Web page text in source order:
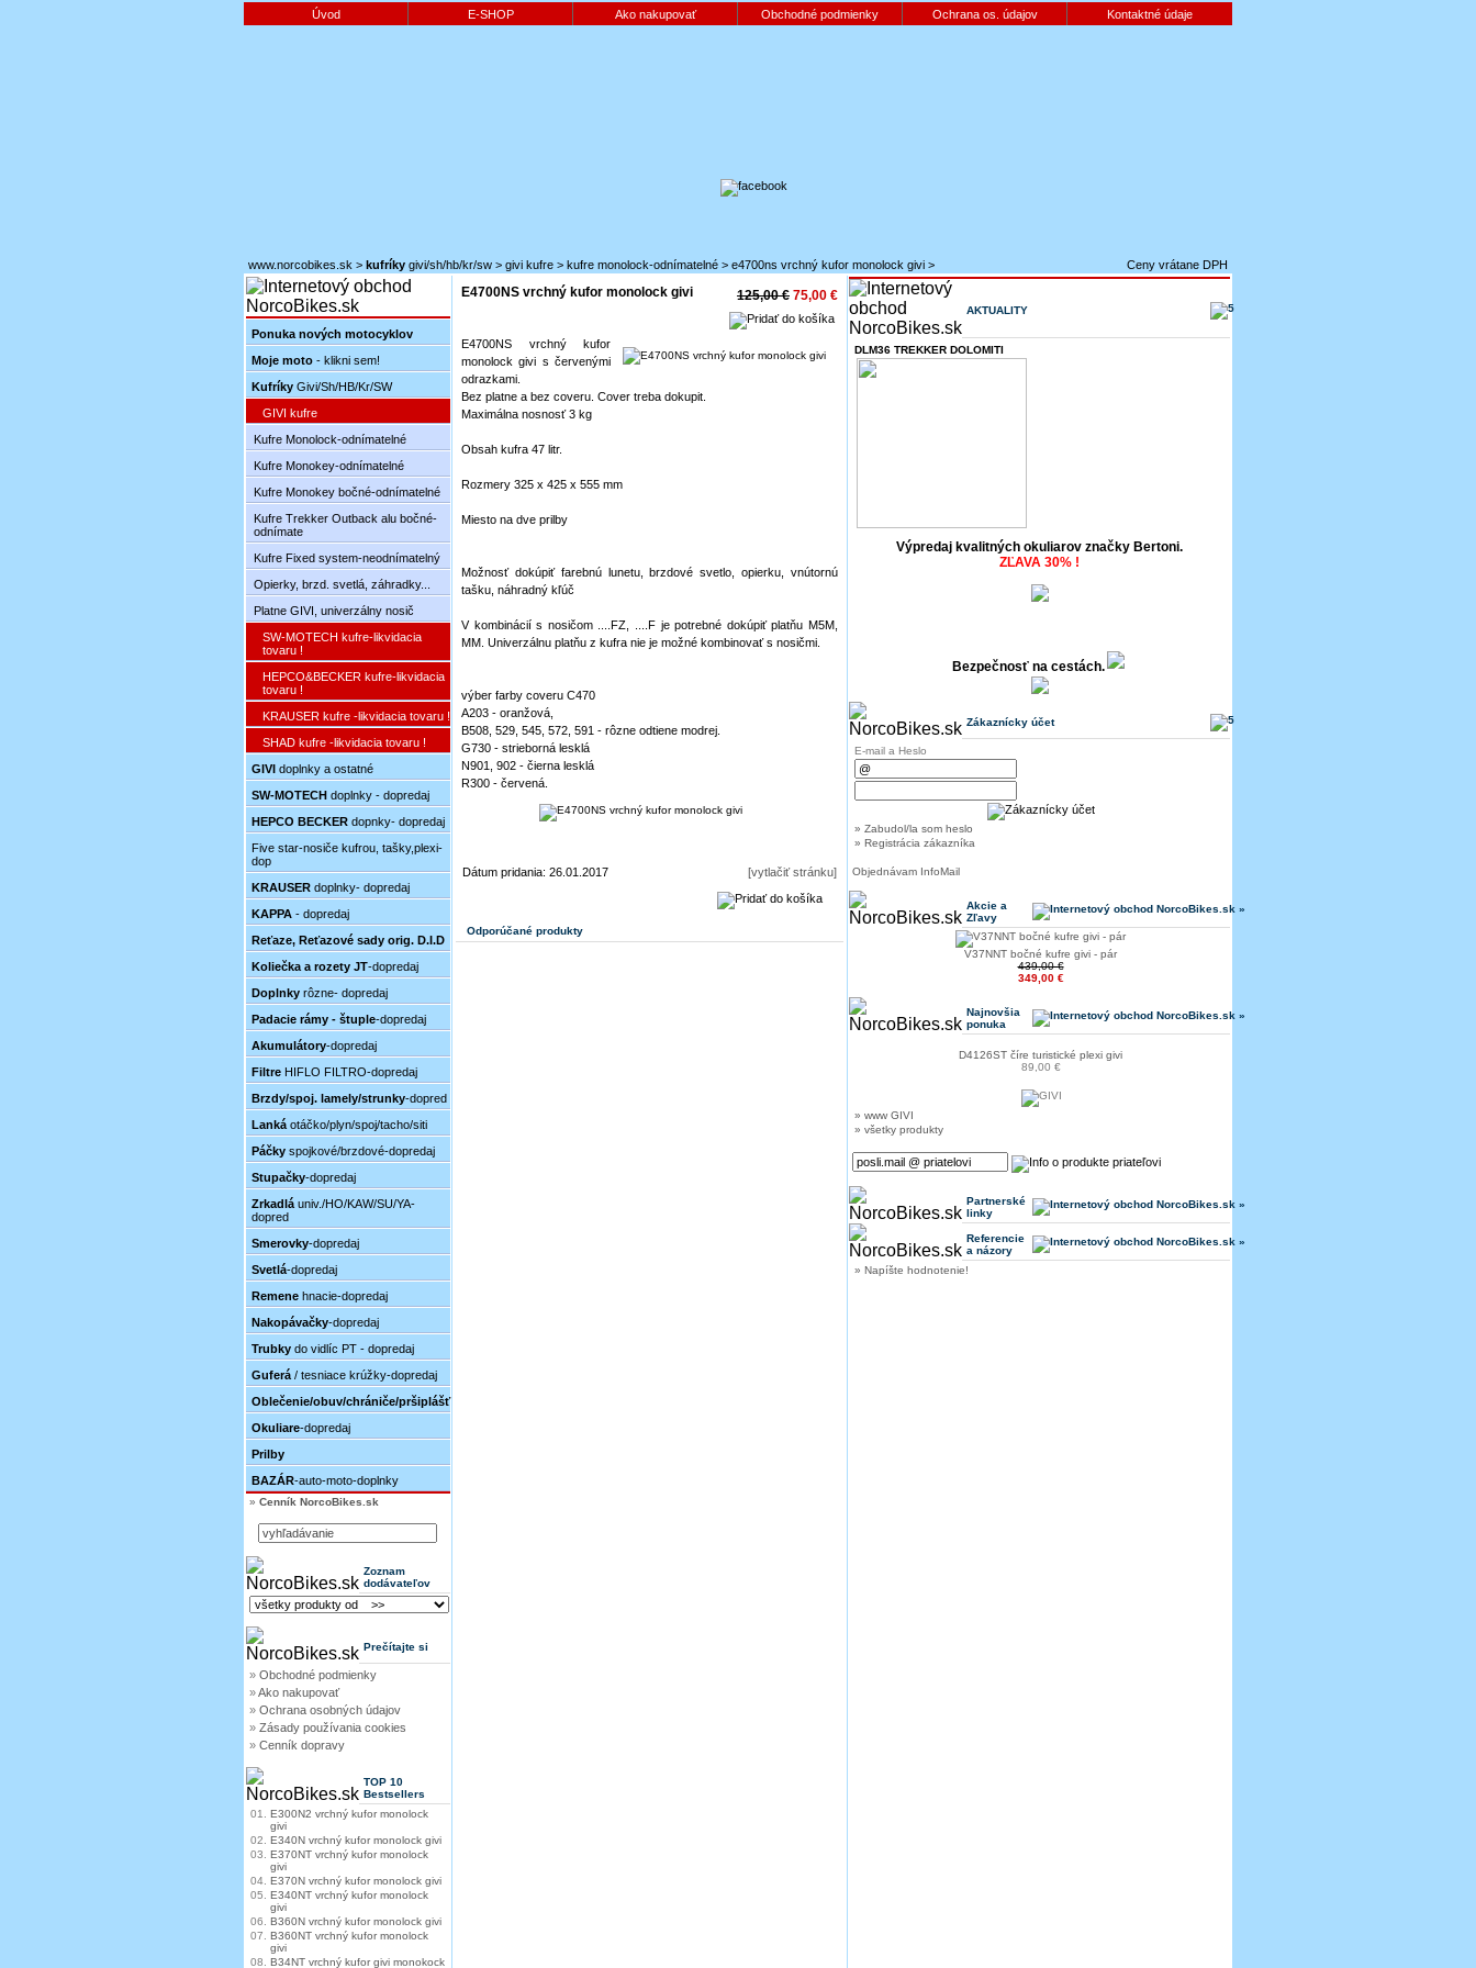
Úvod E-SHOP Ako nakupovať Obchodné podmienky Ochrana os. údajov Kontaktné údaje
www.norcobikes.sk > kufríky givi/sh/hb/kr/sw > givi kufre > kufre monolock-odnímatelné > e4700ns vrchný kufor monolock givi > Ceny vrátane DPH
Ponuka nových motocyklov
Moje moto - klikni sem!
Kufríky Givi/Sh/HB/Kr/SW
GIVI kufre
Kufre Monolock-odnímatelné
Kufre Monokey-odnímatelné
Kufre Monokey bočné-odnímatelné
Kufre Trekker Outback alu bočné-
odnímate
Kufre Fixed system-neodnímatelný
Opierky, brzd. svetlá, záhradky...
Platne GIVI, univerzálny nosič
SW-MOTECH kufre-likvidacia
tovaru !
HEPCO&BECKER kufre-likvidacia
tovaru !
KRAUSER kufre -likvidacia tovaru !
SHAD kufre -likvidacia tovaru !
GIVI doplnky a ostatné
SW-MOTECH doplnky - dopredaj
HEPCO BECKER dopnky- dopredaj
Five star-nosiče kufrou, tašky,plexi-
dop
KRAUSER doplnky- dopredaj
KAPPA - dopredaj
Reťaze, Reťazové sady orig. D.I.D
Koliečka a rozety JT-dopredaj
Doplnky rôzne- dopredaj
Padacie rámy - štuple-dopredaj
Akumulátory-dopredaj
Filtre HIFLO FILTRO-dopredaj
Brzdy/spoj. lamely/strunky-dopred
Lanká otáčko/plyn/spoj/tacho/siti
Páčky spojkové/brzdové-dopredaj
Stupačky-dopredaj
Zrkadlá univ./HO/KAW/SU/YA-
dopred
Smerovky-dopredaj
Svetlá-dopredaj
Remene hnacie-dopredaj
Nakopávačky-dopredaj
Trubky do vidlíc PT - dopredaj
Guferá / tesniace krúžky-dopredaj
Oblečenie/obuv/chrániče/pršiplášť
Okuliare-dopredaj
Prilby
BAZÁR-auto-moto-doplnky
» Cenník NorcoBikes.sk
Zoznam
dodávateľov
Prečítajte si
» Obchodné podmienky
»Ako nakupovať
» Ochrana osobných údajov
» Zásady používania cookies
» Cenník dopravy
TOP 10
Bestsellers
01.
E300N2 vrchný kufor monolock
givi
02.
E340N vrchný kufor monolock givi
03.
E370NT vrchný kufor monolock
givi
04. E370N vrchný kufor monolock givi
05.
E340NT vrchný kufor monolock
givi
06.
B360N vrchný kufor monolock givi
07.
B360NT vrchný kufor monolock
givi
08.
B34NT vrchný kufor givi monokock
E4700NS vrchný kufor monolock givi 125,00 € 75,00 €
E4700NS vrchný kufor
monolock givi s červenými
odrazkami.
Bez platne a bez coveru. Cover treba dokupit.
Maximálna nosnosť 3 kg
Obsah kufra 47 litr.
Rozmery 325 x 425 x 555 mm
Miesto na dve prilby
Možnosť dokúpiť farebnú lunetu, brzdové svetlo, opierku, vnútornú
tašku, náhradný kľúč
V kombinácií s nosičom ....FZ, ....F je potrebné dokúpiť platňu M5M,
MM. Univerzálnu platňu z kufra nie je možné kombinovať s nosičmi.
výber farby coveru C470
A203 - oranžová,
B508, 529, 545, 572, 591 - rôzne odtiene modrej.
G730 - strieborná lesklá
N901, 902 - čierna lesklá
R300 - červená.
Dátum pridania: 26.01.2017 [vytlačiť stránku]
Odporúčané produkty
AKTUALITY
DLM36 TREKKER DOLOMITI
Výpredaj kvalitných okuliarov značky Bertoni.
ZĽAVA 30% !
Bezpečnosť na cestách.
Zákaznícky účet
E-mail a Heslo
» Zabudol/la som heslo
» Registrácia zákazníka
Objednávam InfoMail
Akcie a
Zľavy
V37NNT bočné kufre givi - pár
439,00 €
349,00 €
Najnovšia
ponuka
D4126ST číre turistické plexi givi
89,00 €
» www GIVI
» všetky produkty
Partnerské
linky
Referencie
a názory
» Napíšte hodnotenie!